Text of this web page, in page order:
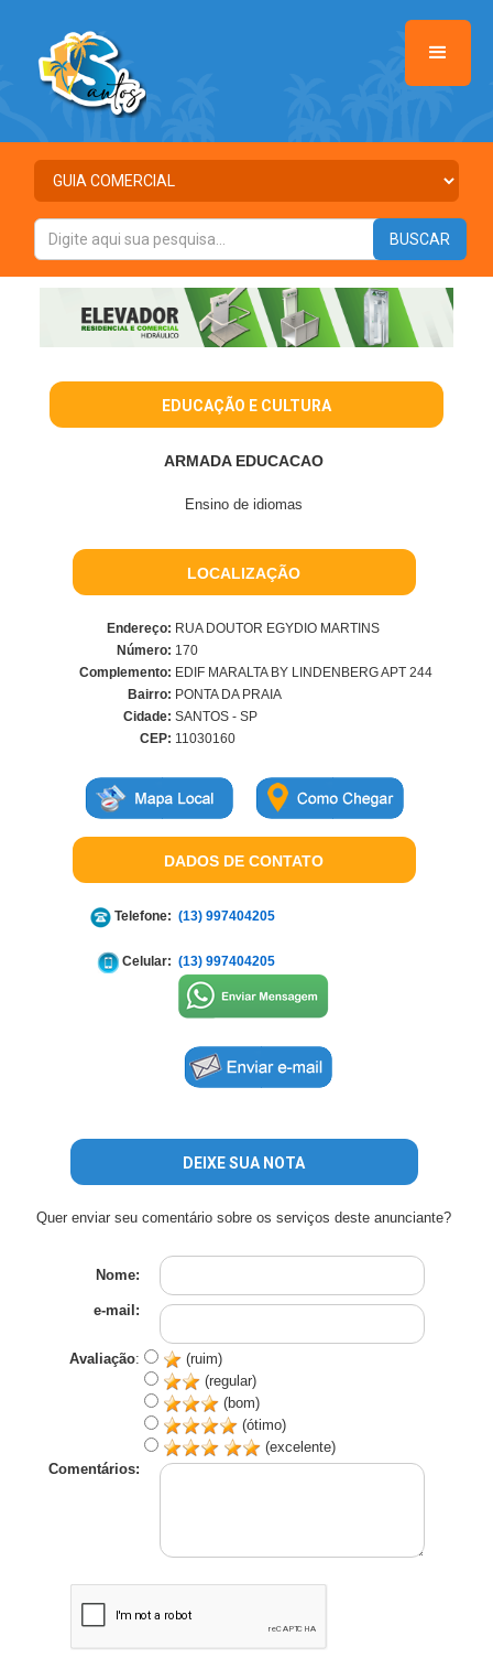
EDUCAÇÃO E CULTURA
ARMADA EDUCACAO
Ensino de idiomas
LOCALIZAÇÃO
Endereço: RUA DOUTOR EGYDIO MARTINS
Número: 170
Complemento: EDIF MARALTA BY LINDENBERG APT 244
Bairro: PONTA DA PRAIA
Cidade: SANTOS - SP
CEP: 11030160
DADOS DE CONTATO
Telefone: (13) 997404205
Celular: (13) 997404205
DEIXE SUA NOTA
Quer enviar seu comentário sobre os serviços deste anunciante?
Nome:
e-mail:
Avaliação:
(ruim)
(regular)
(bom)
(ótimo)
(excelente)
Comentários: